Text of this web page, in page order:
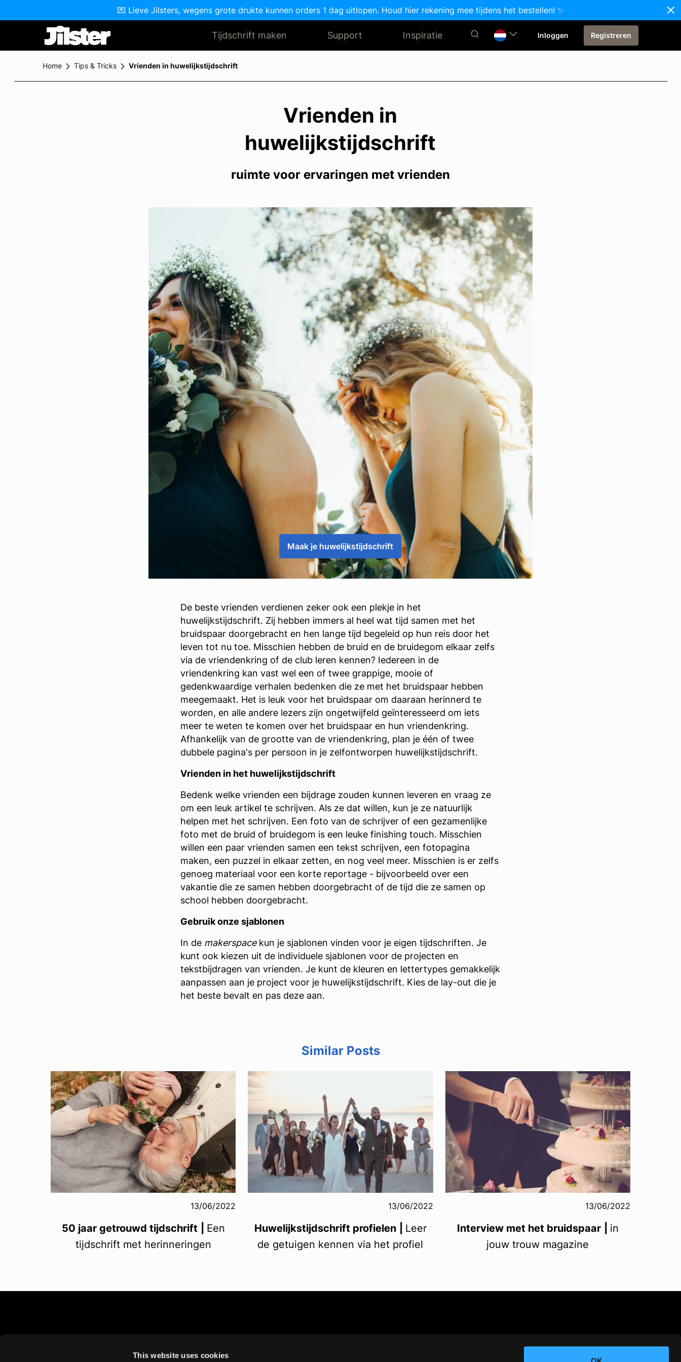
This website uses cookies
💌 Lieve Jilsters, wegens grote drukte kunnen orders 1 dag uitlopen. Houd hier rekening mee tijdens het bestellen! ✨
Tijdschrift maken Support Inspiratie Inloggen Registreren
Home Tips & Tricks Vrienden in huwelijkstijdschrift
Vrienden in
huwelijkstijdschrift
ruimte voor ervaringen met vrienden
Maak je huwelijkstijdschrift
De beste vrienden verdienen zeker ook een plekje in het
huwelijkstijdschrift. Zij hebben immers al heel wat tijd samen met het
bruidspaar doorgebracht en hen lange tijd begeleid op hun reis door het
leven tot nu toe. Misschien hebben de bruid en de bruidegom elkaar zelfs
via de vriendenkring of de club leren kennen? Iedereen in de
vriendenkring kan vast wel een of twee grappige, mooie of
gedenkwaardige verhalen bedenken die ze met het bruidspaar hebben
meegemaakt. Het is leuk voor het bruidspaar om daaraan herinnerd te
worden, en alle andere lezers zijn ongetwijfeld geïnteresseerd om iets
meer te weten te komen over het bruidspaar en hun vriendenkring.
Afhankelijk van de grootte van de vriendenkring, plan je één of twee
dubbele pagina's per persoon in je zelfontworpen huwelijkstijdschrift.
Vrienden in het huwelijkstijdschrift
Bedenk welke vrienden een bijdrage zouden kunnen leveren en vraag ze
om een leuk artikel te schrijven. Als ze dat willen, kun je ze natuurlijk
helpen met het schrijven. Een foto van de schrijver of een gezamenlijke
foto met de bruid of bruidegom is een leuke finishing touch. Misschien
willen een paar vrienden samen een tekst schrijven, een fotopagina
maken, een puzzel in elkaar zetten, en nog veel meer. Misschien is er zelfs
genoeg materiaal voor een korte reportage - bijvoorbeeld over een
vakantie die ze samen hebben doorgebracht of de tijd die ze samen op
school hebben doorgebracht.
Gebruik onze sjablonen
In de makerspacekun je sjablonen vinden voor je eigen tijdschriften. Je
kunt ook kiezen uit de individuele sjablonen voor de projecten en
tekstbijdragen van vrienden. Je kunt de kleuren en lettertypes gemakkelijk
aanpassen aan je project voor je huwelijkstijdschrift. Kies de lay-out die je
het beste bevalt en pas deze aan.
Similar Posts
13/06/2022
50 jaar getrouwd tijdschrift
Een
tijdschrift met herinneringen
13/06/2022
Huwelijkstijdschrift profielen
Leer
de getuigen kennen via het profiel
13/06/2022
Interview met het bruidspaar
in
jouw trouw magazine